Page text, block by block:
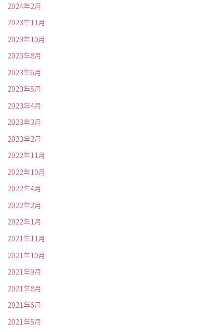
2024年2月
2023年11月
2023年10月
2023年8月
2023年6月
2023年5月
2023年4月
2023年3月
2023年2月
2022年11月
2022年10月
2022年4月
2022年2月
2022年1月
2021年11月
2021年10月
2021年9月
2021年8月
2021年6月
2021年5月